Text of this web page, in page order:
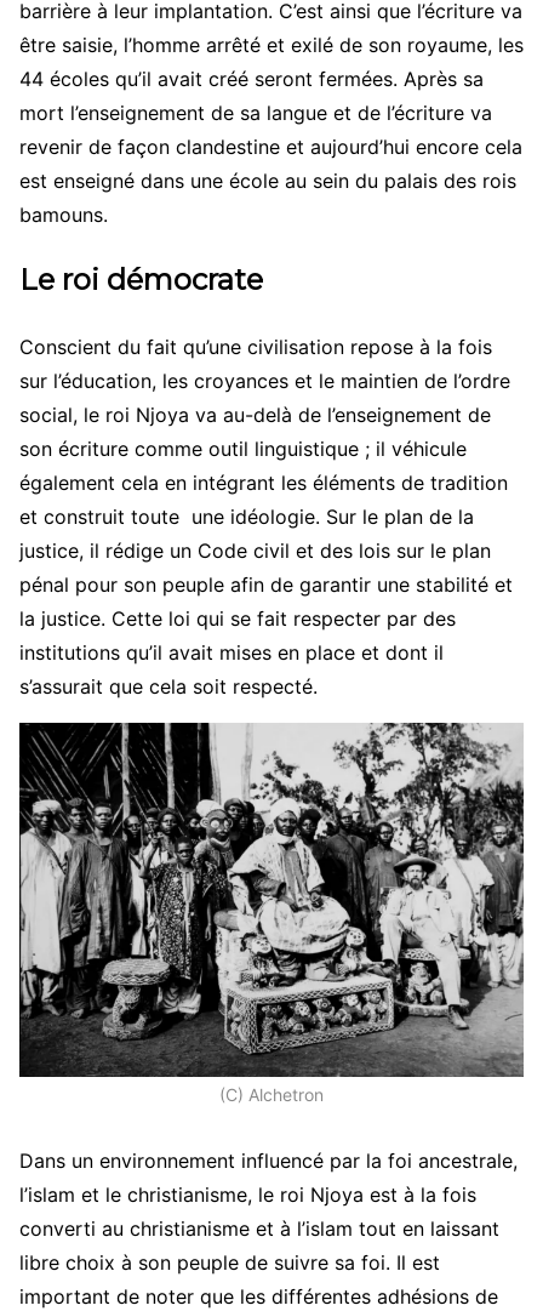
barrière à leur implantation. C’est ainsi que l’écriture va
être saisie, l’homme arrêté et exilé de son royaume, les
44 écoles qu’il avait créé seront fermées. Après sa
mort l’enseignement de sa langue et de l’écriture va
revenir de façon clandestine et aujourd’hui encore cela
est enseigné dans une école au sein du palais des rois
bamouns.
Le roi démocrate
Conscient du fait qu’une civilisation repose à la fois
sur l’éducation, les croyances et le maintien de l’ordre
social, le roi Njoya va au-delà de l’enseignement de
son écriture comme outil linguistique ; il véhicule
également cela en intégrant les éléments de tradition
et construit toute une idéologie. Sur le plan de la
justice, il rédige un Code civil et des lois sur le plan
pénal pour son peuple afin de garantir une stabilité et
la justice. Cette loi qui se fait respecter par des
institutions qu’il avait mises en place et dont il
s’assurait que cela soit respecté.
(C) Alchetron
Dans un environnement influencé par la foi ancestrale,
l’islam et le christianisme, le roi Njoya est à la fois
converti au christianisme et à l’islam tout en laissant
libre choix à son peuple de suivre sa foi. Il est
important de noter que les différentes adhésions de